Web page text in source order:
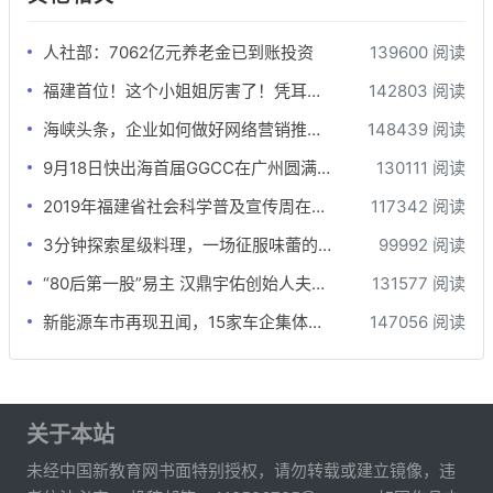
人社部：7062亿元养老金已到账投资
139600 阅读
福建首位！这个小姐姐厉害了！凭耳朵为钢琴“治病”
142803 阅读
海峡头条，企业如何做好网络营销推广？
148439 阅读
9月18日快出海首届GGCC在广州圆满落幕!
130111 阅读
2019年福建省社会科学普及宣传周在牙立方松鼠口腔开展
117342 阅读
3分钟探索星级料理，一场征服味蕾的极限挑战
99992 阅读
“80后第一股”易主 汉鼎宇佑创始人夫妇为新东家打工？
131577 阅读
新能源车市再现丑闻，15家车企集体行贿，这就是所谓的“弯道超车”？
147056 阅读
关于本站
未经中国新教育网书面特别授权，请勿转载或建立镜像，违